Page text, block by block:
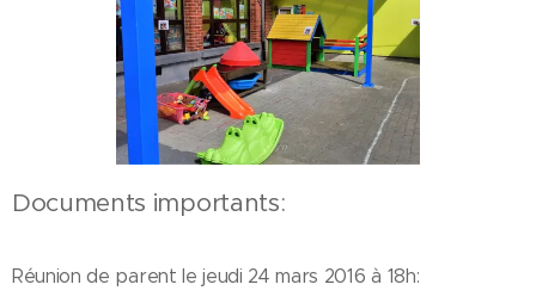
Documents importants:
Réunion de parent le jeudi 24 mars 2016 à 18h: